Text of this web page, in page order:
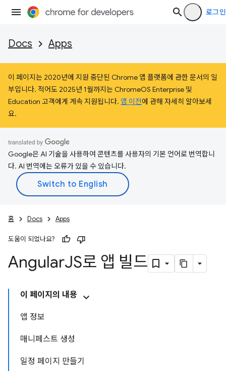
로그인
Docs Apps
이 페이지는 2020년에 지원 중단된 Chrome 앱 플랫폼에 관한 문서의 일
부입니다. 적어도 2025년 1월까지는 ChromeOS Enterprise 및
Education 고객에게 계속 지원됩니다. 앱 이전에 관해 자세히 알아보세
요.
Google은 AI 기술을 사용하여 콘텐츠를 사용자의 기본 언어로 번역합니
다. AI 번역에는 오류가 있을 수 있습니다.
홈 Docs Apps
도움이 되었나요?
AngularJS로 앱 빌드
이 페이지의 내용
앱 정보
매니페스트 생성
일정 페이지 만들기